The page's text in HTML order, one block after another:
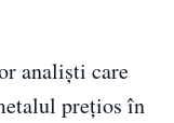
analiști care
prețios în